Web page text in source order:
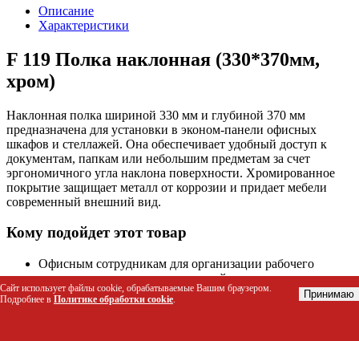
Описание
Характеристики
F 119 Полка наклонная (330*370мм,
хром)
Наклонная полка шириной 330 мм и глубиной 370 мм
предназначена для установки в эконом-панели офисных
шкафов и стеллажей. Она обеспечивает удобный доступ к
документам, папкам или небольшим предметам за счет
эргономичного угла наклона поверхности. Хромированное
покрытие защищает металл от коррозии и придает мебели
современный внешний вид.
Кому подойдет этот товар
Офисным сотрудникам для организации рабочего
пространства и хранения текущей документации
Архивариусам и библиотекарям для компактного
размещения папок и книг в стеллажах
Сайт использует файлы cookie, обрабатываемые Вашим браузером.
Подробнее в Политике обработки cookie. Принимаю